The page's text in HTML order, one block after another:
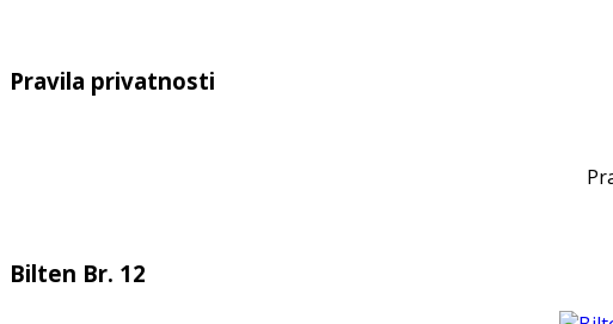
Pravila privatnosti
Bilten Br. 12